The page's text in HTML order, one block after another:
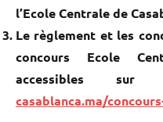
l’Ecole Centrale de
Le règlement et les
concours Ecole
accessibles
casablanca.ma/